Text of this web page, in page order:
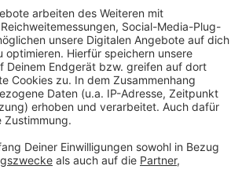
erlebt habe. Beispiel 03.11.2012.
wie: Sohnemann bastelt knuffige
und Mini- Töchterchen
Mal von 21 bis 6 Uhr durch. Ui, das
Und ich sag doch, sie rast nur so an
Kindern sehen wir es am ehesten.
feiern beide Geburtstag. 16 und 11
es diesmal auf der Torte. Tick Tack
Sinne, viel Freude beim Zeitinsel-